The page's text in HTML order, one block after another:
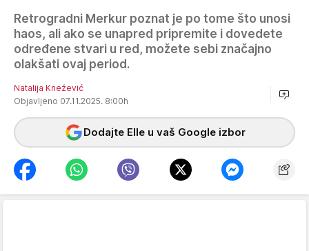
Retrogradni Merkur poznat je po tome što unosi
haos, ali ako se unapred pripremite i dovedete
određene stvari u red, možete sebi značajno
olakšati ovaj period.
Natalija Knežević
Objavljeno 07.11.2025. 8:00h
Dodajte Elle u vaš Google izbor